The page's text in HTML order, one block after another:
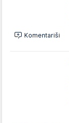
Komentariši